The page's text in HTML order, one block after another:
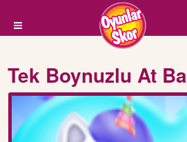
Tek Boynuzlu At